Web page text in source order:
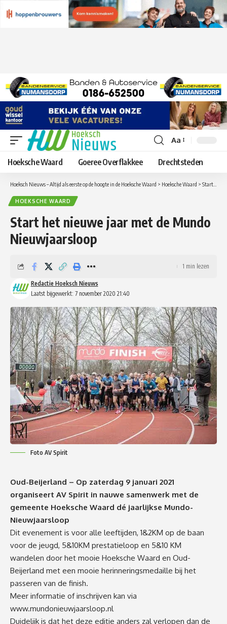
Lettergrootte
aanpassen
Aa
Hoeksche Waard Goeree Overflakkee Drechtsteden
Hoeksch Nieuws – Altijd als eerste op de hoogte in de Hoeksche Waard > Hoeksche Waard > Start het nieuwe jaar met de Mundo Nieuwjaarsloop
HOEKSCHE WAARD
Start het nieuwe jaar met de Mundo
Nieuwjaarsloop
Laatst bijgewerkt: 7 november 2020 21:40
Redactie Hoeksch Nieuws
1 min lezen
Foto AV Spirit
Oud-Beijerland – Op zaterdag 9 januari 2021
organiseert AV Spirit in nauwe samenwerk met de
gemeente Hoeksche Waard dé jaarlijkse Mundo-
Nieuwjaarsloop
Dit evenement is voor alle leeftijden, 1&2KM op de baan
voor de jeugd, 5&10KM prestatieloop en 5&10 KM
wandelen door het mooie Hoeksche Waard en Oud-
Beijerland met een mooie herinneringsmedaille bij het
passeren van de finish.
Meer informatie of inschrijven kan via
www.mundonieuwjaarsloop.nl
Duidelijk is dat het deze editie anders zal verlopen dan de